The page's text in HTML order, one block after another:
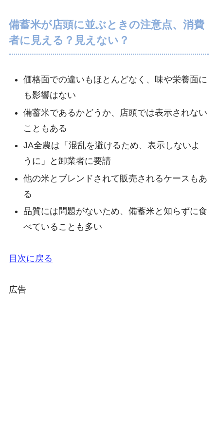
備蓄米が店頭に並ぶときの注意点、消費
者に見える？見えない？
価格面での違いもほとんどなく、味や栄養面に
も影響はない
備蓄米であるかどうか、店頭では表示されない
こともある
JA全農は「混乱を避けるため、表示しないよ
うに」と卸業者に要請
他の米とブレンドされて販売されるケースもあ
る
品質には問題がないため、備蓄米と知らずに食
べていることも多い
目次に戻る
広告